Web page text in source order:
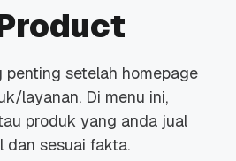
penting setelah homepage
layanan. Di menu ini,
produk yang anda jual
dan sesuai fakta.